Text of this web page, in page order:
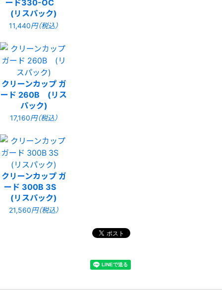
(リスパック)
11,440円（税込）
クリーンカップ ガ
ード 260B (リス
パック)
17,160円（税込）
クリーンカップ ガ
ード 300B 3S
(リスパック)
21,560円（税込）